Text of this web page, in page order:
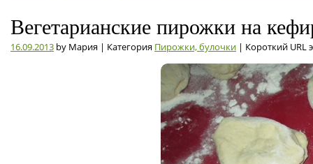
Вегетарианские пирожки на
16.09.2013 by Мария | Категория Пирожки, булочки | Короткий URL